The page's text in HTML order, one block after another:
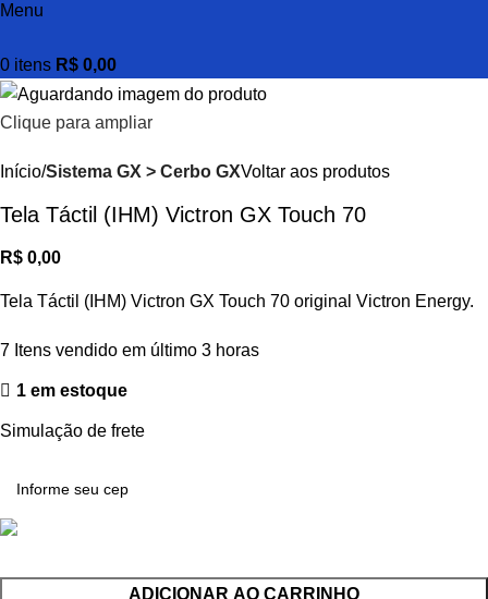
Menu
0 itens R$ 0,00
Clique para ampliar
Início Sistema GX > Cerbo GXVoltar aos produtos
Tela Táctil (IHM) Victron GX Touch 70
R$ 0,00
Tela Táctil (IHM) Victron GX Touch 70 original Victron Energy.
7 Itens vendido em último 3 horas
1 em estoque
Simulação de frete
ADICIONAR AO CARRINHO